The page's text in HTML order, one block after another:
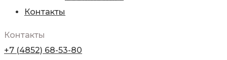
Контакты
Контакты
+7 (4852) 68-53-80